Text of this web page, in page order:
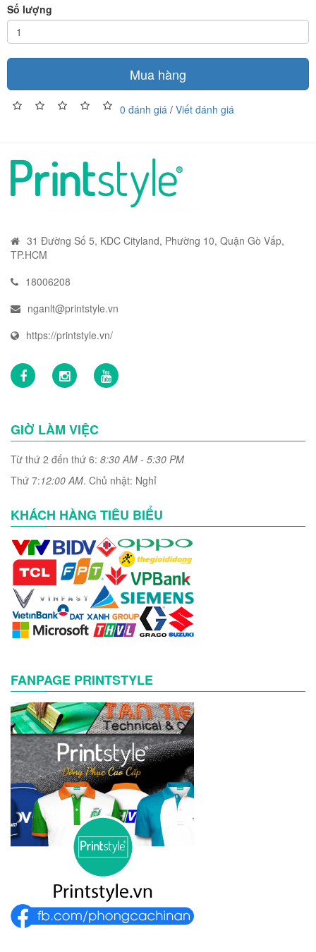
Số lượng
Mua hàng
0 đánh giá / Viết đánh giá
31 Đường Số 5, KDC Cityland, Phường 10, Quận Gò Vấp,
TP.HCM
18006208
nganlt@printstyle.vn
https://printstyle.vn/
GIỜ LÀM VIỆC
Từ thứ 2 đến thứ 6: 8:30 AM - 5:30 PM
Thứ 7:12:00 AM. Chủ nhật: Nghỉ
KHÁCH HÀNG TIÊU BIỂU
FANPAGE PRINTSTYLE